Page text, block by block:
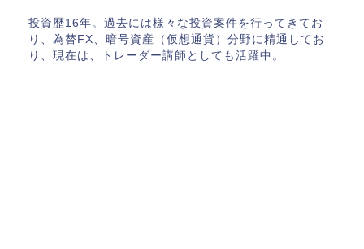
投資歴16年。過去には様々な投資案件を行ってきてお
り、為替FX、暗号資産（仮想通貨）分野に精通してお
り、現在は、トレーダー講師としても活躍中。